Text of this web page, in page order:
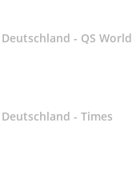
- QS World
- Times